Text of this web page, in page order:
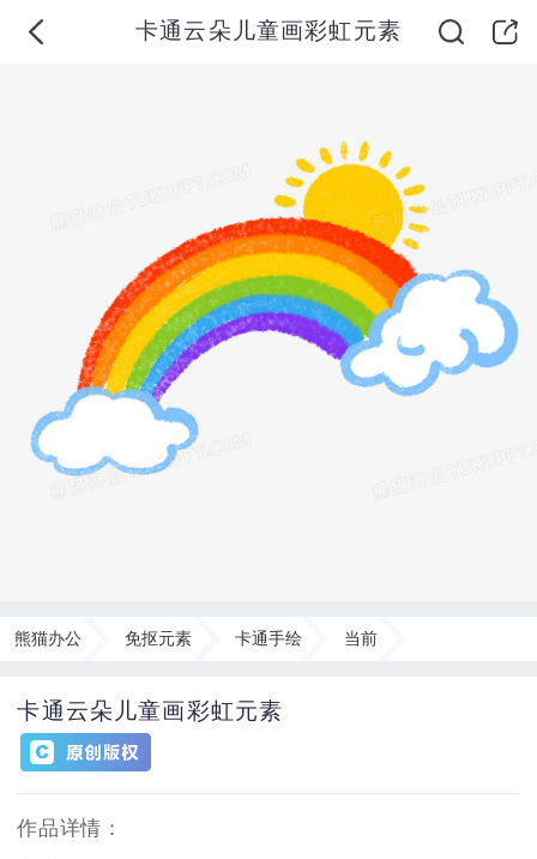
卡通云朵儿童画彩虹元素
熊猫办公 免抠元素 卡通手绘 当前
卡通云朵儿童画彩虹元素
作品详情：